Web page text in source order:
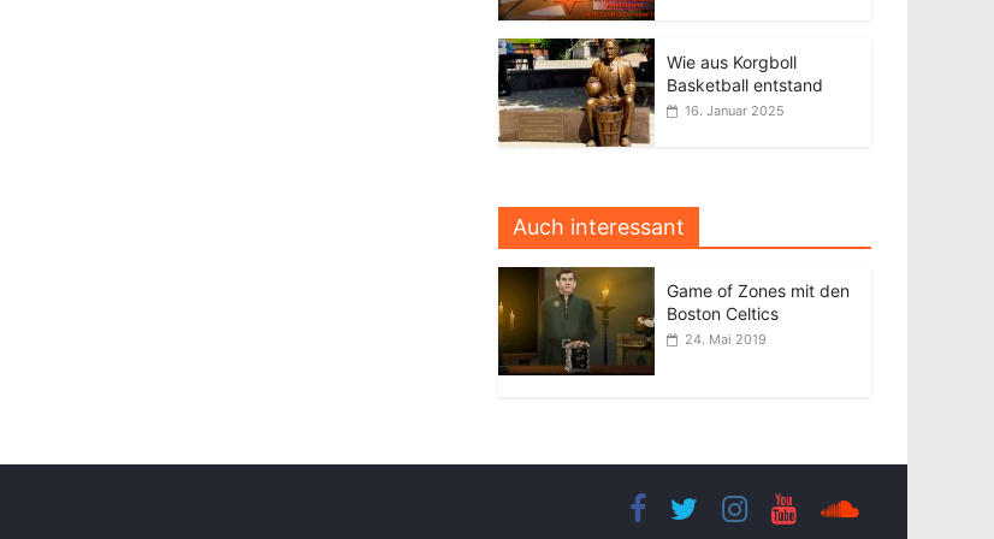
Wie aus Korgboll
Basketball entstand
16. Januar 2025
Auch interessant
Game of Zones mit den
Boston Celtics
24. Mai 2019